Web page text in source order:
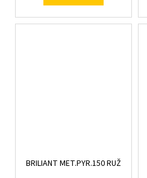
BRILIANT MET.PYR.150 RUŽ